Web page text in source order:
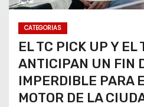
CATEGORIAS
EL TC PICK UP Y EL
ANTICIPAN UN FIN
IMPERDIBLE PARA
MOTOR DE LA